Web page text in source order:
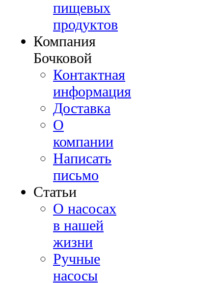
пищевых
продуктов
Компания
Бочковой
Контактная
информация
Доставка
О
компании
Написать
письмо
Cтатьи
О насосах
в нашей
жизни
Ручные
насосы